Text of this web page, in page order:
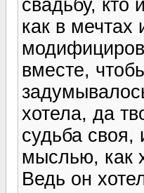
свадьбу, кто
как в
вместе,
хотела, да
судьба
мыслью, как
Ведь он